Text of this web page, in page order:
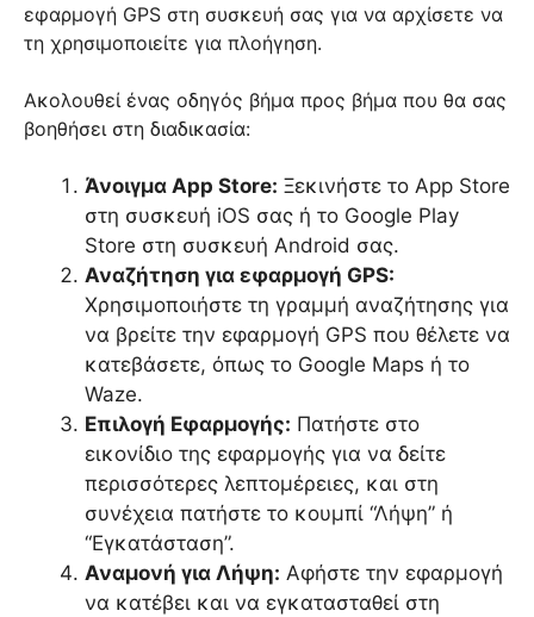
εφαρμογή GPS στη συσκευή σας για να αρχίσετε να
τη χρησιμοποιείτε για πλοήγηση.
Ακολουθεί ένας οδηγός βήμα προς βήμα που θα σας
βοηθήσει στη διαδικασία:
Άνοιγμα App Store: Ξεκινήστε το App Store
στη συσκευή iOS σας ή το Google Play
Store στη συσκευή Android σας.
Αναζήτηση για εφαρμογή GPS:
Χρησιμοποιήστε τη γραμμή αναζήτησης για
να βρείτε την εφαρμογή GPS που θέλετε να
κατεβάσετε, όπως το Google Maps ή το
Waze.
Επιλογή Εφαρμογής: Πατήστε στο
εικονίδιο της εφαρμογής για να δείτε
περισσότερες λεπτομέρειες, και στη
συνέχεια πατήστε το κουμπί “Λήψη” ή
“Εγκατάσταση”.
Αναμονή για Λήψη: Αφήστε την εφαρμογή
να κατέβει και να εγκατασταθεί στη